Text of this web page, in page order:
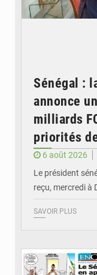
Sénégal :
annonce
milliards
priorités
6 août 2026
Le président
reçu, mercredi à
SAVOIR PLUS